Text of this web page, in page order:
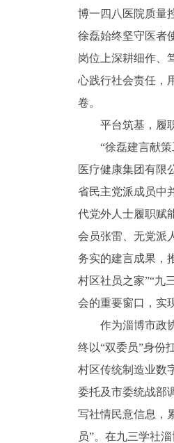
博一四八医院质量
徐磊始终坚守医者
岗位上深耕细作、
心践行社会责任，
卷。
平台筑基，履
“徐磊建言献
医疗健康集团有限
省民主党派成员中
代党外人士履职赋
会员张雷、无党派
务实的建言成果，
村区社员之家”“九
会的重要窗口，实
作为淄博市政
终以“双委员”身份
村区传统制造业数
委托及市委统战部
写社情民意信息，
员”。在九三学社